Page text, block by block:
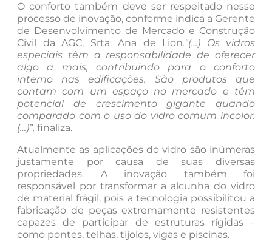
O conforto também deve ser respeitado nesse
processo de inovação, conforme indica a Gerente
de Desenvolvimento de Mercado e Construção
Civil da AGC, Srta. Ana de Lion.“(…) Os vidros
especiais têm a responsabilidade de oferecer
algo a mais, contribuindo para o conforto
interno nas edificações. São produtos que
contam com um espaço no mercado e têm
potencial de crescimento gigante quando
comparado com o uso do vidro comum incolor.
(…)”, finaliza.
Atualmente as aplicações do vidro são inúmeras
justamente por causa de suas diversas
propriedades. A inovação também foi
responsável por transformar a alcunha do vidro
de material frágil, pois a tecnologia possibilitou a
fabricação de peças extremamente resistentes
capazes de participar de estruturas rígidas –
como pontes, telhas, tijolos, vigas e piscinas.